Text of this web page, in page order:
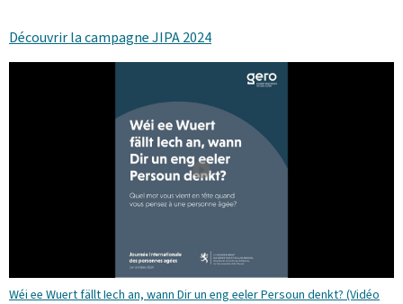
Découvrir la campagne JIPA 2024
Wéi ee Wuert fällt Iech an, wann Dir un eng eeler Persoun denkt? (Vidéo